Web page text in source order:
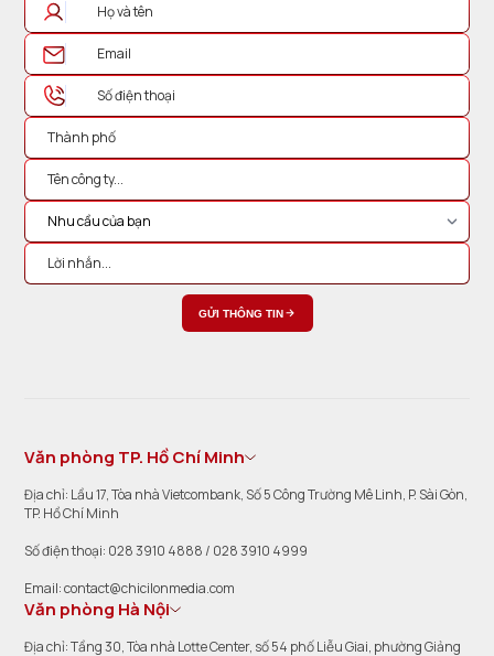
GỬI THÔNG TIN
Văn phòng TP. Hồ Chí Minh
Địa chỉ: Lầu 17, Tòa nhà Vietcombank, Số 5 Công Trường Mê Linh, P. Sài Gòn,
TP. Hồ Chí Minh
Số điện thoại: 028 3910 4888 / 028 3910 4999
Email: contact@chicilonmedia.com
Văn phòng Hà Nội
Địa chỉ: Tầng 30, Tòa nhà Lotte Center, số 54 phố Liễu Giai, phường Giảng